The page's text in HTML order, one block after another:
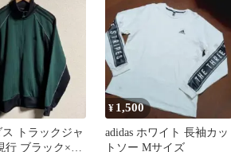
トラックジャ
行 ブラック×グ
¥ 1,500
adidas ホワイト 長袖カッ
トソー Mサイズ